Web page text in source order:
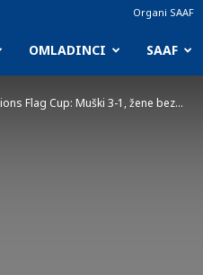
Organi SAAF
OMLADINCI SAAF
Flag Cup: Muški 3-1, žene bez...